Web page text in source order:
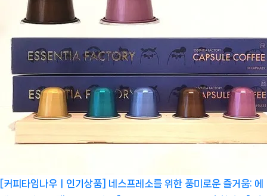
[커피타임나우ㅣ인기상품] 네스프레소를 위한 풍미로운 즐거움: 에